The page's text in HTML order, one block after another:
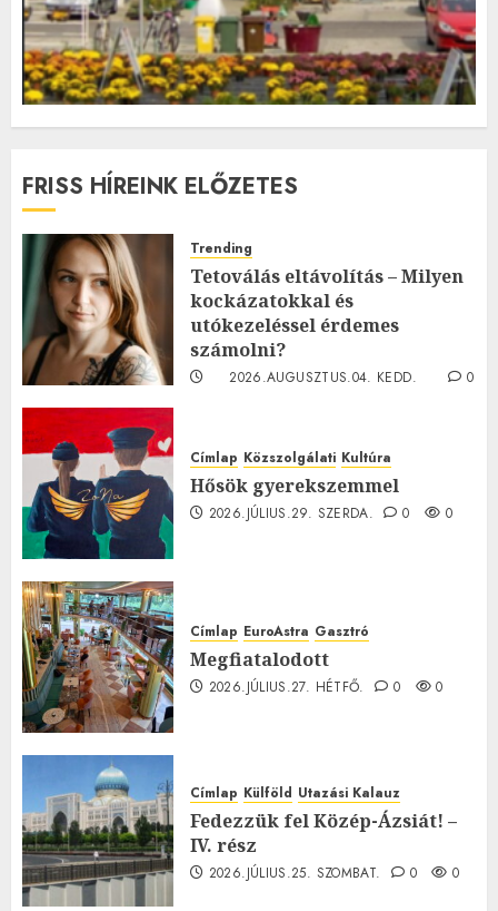
FRISS HÍREINK ELŐZETES
Trending
Tetoválás eltávolítás – Milyen
kockázatokkal és
utókezeléssel érdemes
számolni?
2026.AUGUSZTUS.04. KEDD.
0
Címlap Közszolgálati Kultúra
Hősök gyerekszemmel
2026.JÚLIUS.29. SZERDA. 0 0
Címlap EuroAstra Gasztró
Megfiatalodott
2026.JÚLIUS.27. HÉTFŐ. 0 0
Címlap Külföld Utazási Kalauz
Fedezzük fel Közép-Ázsiát! –
IV. rész
2026.JÚLIUS.25. SZOMBAT. 0 0